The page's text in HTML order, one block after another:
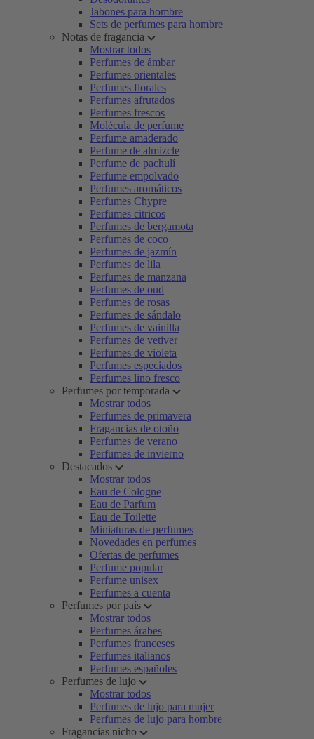
Jabones para hombre
Sets de perfumes para hombre
Notas de fragancia
Mostrar todos
Perfumes de ámbar
Perfumes orientales
Perfumes florales
Perfumes afrutados
Perfumes frescos
Molécula de perfume
Perfume amaderado
Perfume de almizcle
Perfume de pachulí
Perfume empolvado
Perfumes aromáticos
Perfumes Chypre
Perfumes citricos
Perfumes de bergamota
Perfumes de coco
Perfumes de jazmín
Perfumes de lila
Perfumes de manzana
Perfumes de oud
Perfumes de rosas
Perfumes de sándalo
Perfumes de vainilla
Perfumes de vetiver
Perfumes de violeta
Perfumes especiados
Perfumes lino fresco
Perfumes por temporada
Mostrar todos
Perfumes de primavera
Fragancias de otoño
Perfumes de verano
Perfumes de invierno
Destacados
Mostrar todos
Eau de Cologne
Eau de Parfum
Eau de Toilette
Miniaturas de perfumes
Novedades en perfumes
Ofertas de perfumes
Perfume popular
Perfume unisex
Perfumes a cuenta
Perfumes por país
Mostrar todos
Perfumes árabes
Perfumes franceses
Perfumes italianos
Perfumes españoles
Perfumes de lujo
Mostrar todos
Perfumes de lujo para mujer
Perfumes de lujo para hombre
Fragancias nicho